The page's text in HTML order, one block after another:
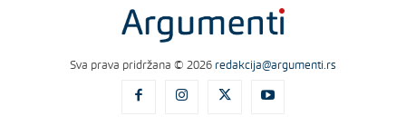
Sva prava pridržana © 2026 redakcija@argumenti.rs